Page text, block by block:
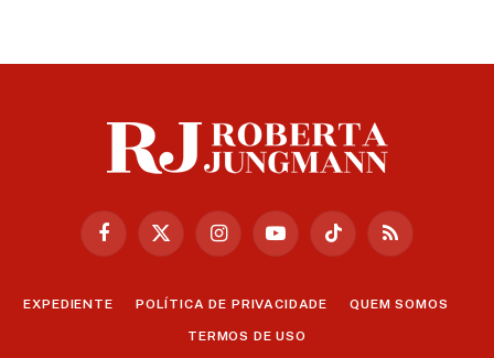
Facebook
X
InstagramYouTubeTikTok RSS
EXPEDIENTE POLÍTICA DE PRIVACIDADE QUEM SOMOS
TERMOS DE USO